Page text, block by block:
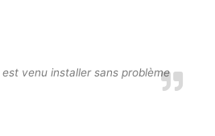
venu installer sans problème